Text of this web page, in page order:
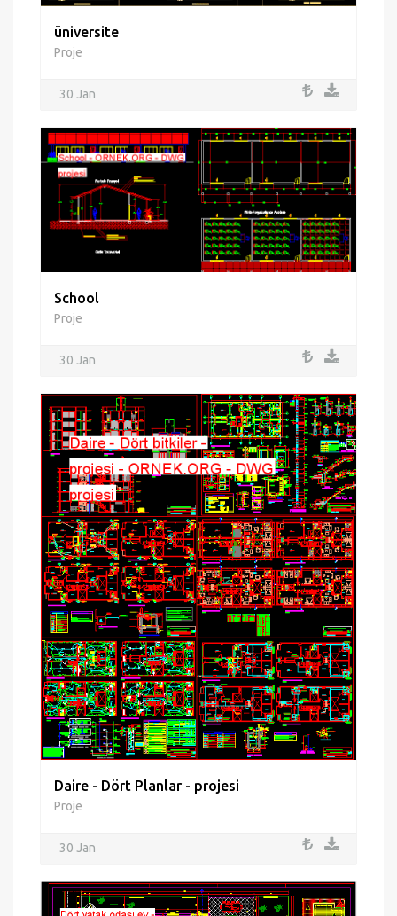
üniversite
Proje
30 Jan
School
Proje
30 Jan
Daire - Dört Planlar - projesi
Proje
30 Jan